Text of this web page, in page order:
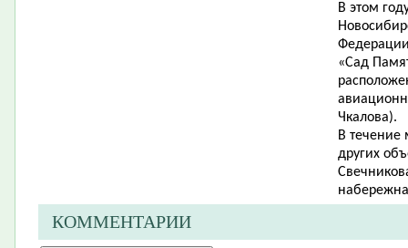
В этом
«Сад
Чкалова).
В течение
других
КОММЕНТАРИИ